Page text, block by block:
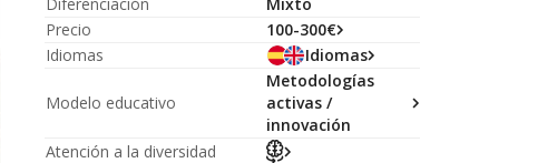
Precio
100-300€
Idiomas
Idiomas
Modelo educativo
Metodologías
activas /
innovación
Atención a la diversidad